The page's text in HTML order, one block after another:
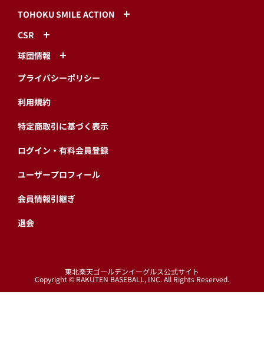
TOHOKU SMILE ACTION
CSR
球団情報
プライバシーポリシー
利用規約
特定商取引に基づく表示
ログイン・有料会員登録
ユーザープロフィール
会員情報引継ぎ
退会
東北楽天ゴールデンイーグルス公式サイト
Copyright © RAKUTEN BASEBALL, INC. All Rights Reserved.